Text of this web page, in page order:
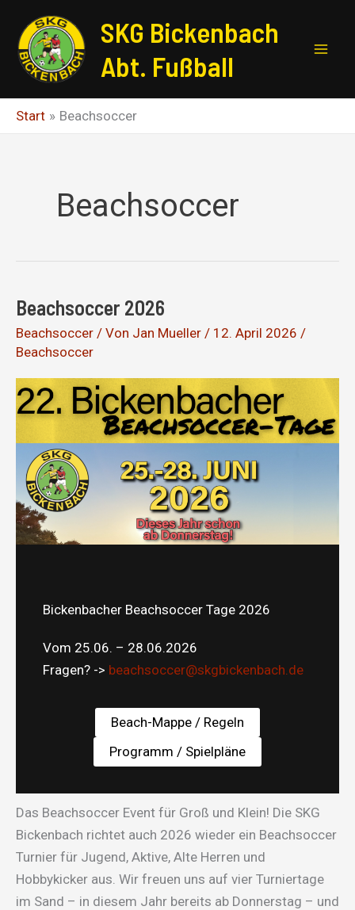
Inhalt
springen
SKG Bickenbach
Abt. Fußball
Start Beachsoccer
Beachsoccer
Beachsoccer 2026
Beachsoccer / Von Jan Mueller / 12. April 2026 /
Beachsoccer
Bickenbacher Beachsoccer Tage 2026
Vom 25.06. – 28.06.2026
Fragen? -> beachsoccer@skgbickenbach.de
Beach-Mappe / Regeln
Programm / Spielpläne
Das Beachsoccer Event für Groß und Klein! Die SKG
Bickenbach richtet auch 2026 wieder ein Beachsoccer
Turnier für Jugend, Aktive, Alte Herren und
Hobbykicker aus. Wir freuen uns auf vier Turniertage
im Sand – in diesem Jahr bereits ab Donnerstag – und